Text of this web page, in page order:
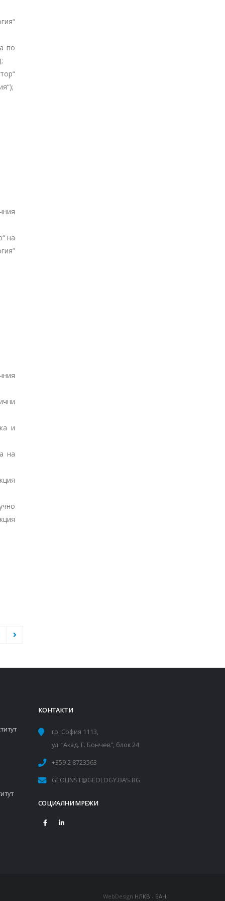
по
на
и
на
КОНТАКТИ
гр. София 1113,
ул. “Акад. Г. Бончев”, блок 24
+359 2 8723563
GEOLINST@GEOLOGY.BAS.BG
СОЦИАЛНИ МРЕЖИ
WebDesign НЛКВ - БАН